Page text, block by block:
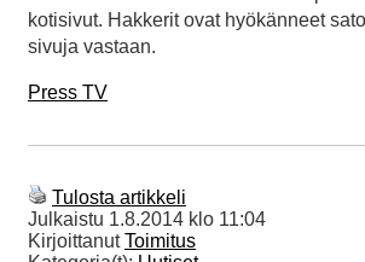
kotisivut. Hakkerit ovat hyökänneet
sivuja vastaan.
Press TV
Tulosta artikkeli
Julkaistu 1.8.2014 klo 11:04
KirjoittanutToimitus